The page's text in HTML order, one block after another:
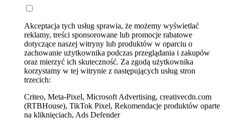
Akceptacja tych usług sprawia, że możemy wyświetlać
reklamy, treści sponsorowane lub promocje rabatowe
dotyczące naszej witryny lub produktów w oparciu o
zachowanie użytkownika podczas przeglądania i zakupów
oraz mierzyć ich skuteczność. Za zgodą użytkownika
korzystamy w tej witrynie z następujących usług stron
trzecich:
Criteo, Meta-Pixel, Microsoft Advertising, creativecdn.com
(RTBHouse), TikTok Pixel, Rekomendacje produktów oparte
na kliknięciach, Ads Defender